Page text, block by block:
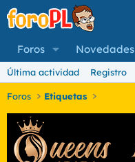
Foros Novedades
Última actividad Registro
Foros Etiquetas